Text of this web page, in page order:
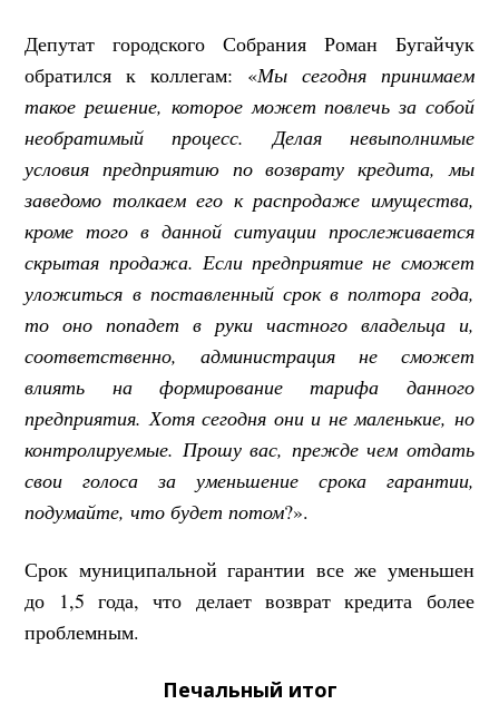
Депутат городского Собрания Роман Бугайчук
обратился к коллегам: «Мы сегодня принимаем
такое решение, которое может повлечь за собой
необратимый процесс. Делая невыполнимые
условия предприятию по возврату кредита, мы
заведомо толкаем его к распродаже имущества,
кроме того в данной ситуации прослеживается
скрытая продажа. Если предприятие не сможет
уложиться в поставленный срок в полтора года,
то оно попадет в руки частного владельца и,
соответственно, администрация не сможет
влиять на формирование тарифа данного
предприятия. Хотя сегодня они и не маленькие, но
контролируемые. Прошу вас, прежде чем отдать
свои голоса за уменьшение срока гарантии,
подумайте, что будет потом?».
Срок муниципальной гарантии все же уменьшен
до 1,5 года, что делает возврат кредита более
проблемным.
Печальный итог